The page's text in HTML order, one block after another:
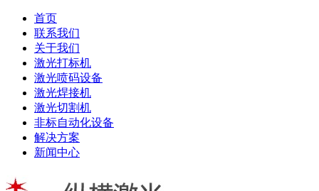
首页
联系我们
关于我们
激光打标机
激光喷码设备
激光焊接机
激光切割机
非标自动化设备
解决方案
新闻中心